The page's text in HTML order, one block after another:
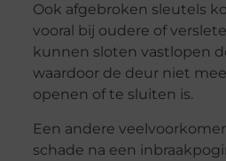
Ook afgebroken sleutels
vooral bij oudere of
kunnen sloten vastlopen
waardoor de deur niet
openen of te sluiten is.
Een andere
schade na een